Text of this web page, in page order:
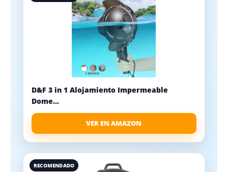
D&F 3 in 1 Alojamiento Impermeable
Dome...
VER EN AMAZON
RECOMENDADO